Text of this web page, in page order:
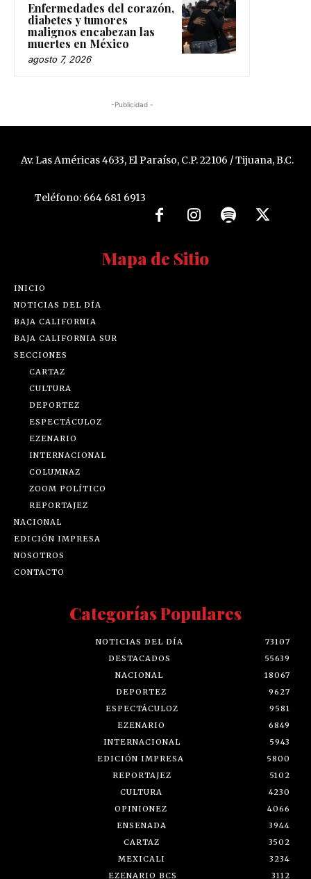
Enfermedades del corazón,
diabetes y tumores
malignos encabezan las
muertes en México
agosto 7, 2026
-Publicidad -
Av. Las Américas 4633, El Paraíso, C.P. 22106 / Tijuana, B.C.
Teléfono: 664 681 6913
Mapa de Sitio
INICIO
NOTICIAS DEL DÍA
BAJA CALIFORNIA
BAJA CALIFORNIA SUR
SECCIONES
CARTAZ
CULTURA
DEPORTEZ
ESPECTÁCULOZ
EZENARIO
INTERNACIONAL
COLUMNAZ
ZOOM POLÍTICO
REPORTAJEZ
NACIONAL
EDICIÓN IMPRESA
NOSOTROS
CONTACTO
Categorías Populares
NOTICIAS DEL DÍA
73107
DESTACADOS
55639
NACIONAL
18067
DEPORTEZ
9627
ESPECTÁCULOZ
9581
EZENARIO
6849
INTERNACIONAL
5943
EDICIÓN IMPRESA
5800
REPORTAJEZ
5102
CULTURA
4230
OPINIONEZ
4066
ENSENADA
3944
CARTAZ
3502
MEXICALI
3234
EZENARIO BCS
3112